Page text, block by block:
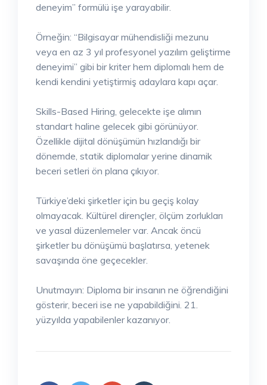
deneyim” formülü işe yarayabilir.
Örneğin: “Bilgisayar mühendisliği mezunu
veya en az 3 yıl profesyonel yazılım geliştirme
deneyimi” gibi bir kriter hem diplomalı hem de
kendi kendini yetiştirmiş adaylara kapı açar.
Skills-Based Hiring, gelecekte işe alımın
standart haline gelecek gibi görünüyor.
Özellikle dijital dönüşümün hızlandığı bir
dönemde, statik diplomalar yerine dinamik
beceri setleri ön plana çıkıyor.
Türkiye’deki şirketler için bu geçiş kolay
olmayacak. Kültürel dirençler, ölçüm zorlukları
ve yasal düzenlemeler var. Ancak öncü
şirketler bu dönüşümü başlatırsa, yetenek
savaşında öne geçecekler.
Unutmayın: Diploma bir insanın ne öğrendiğini
gösterir, beceri ise ne yapabildiğini. 21.
yüzyılda yapabilenler kazanıyor.